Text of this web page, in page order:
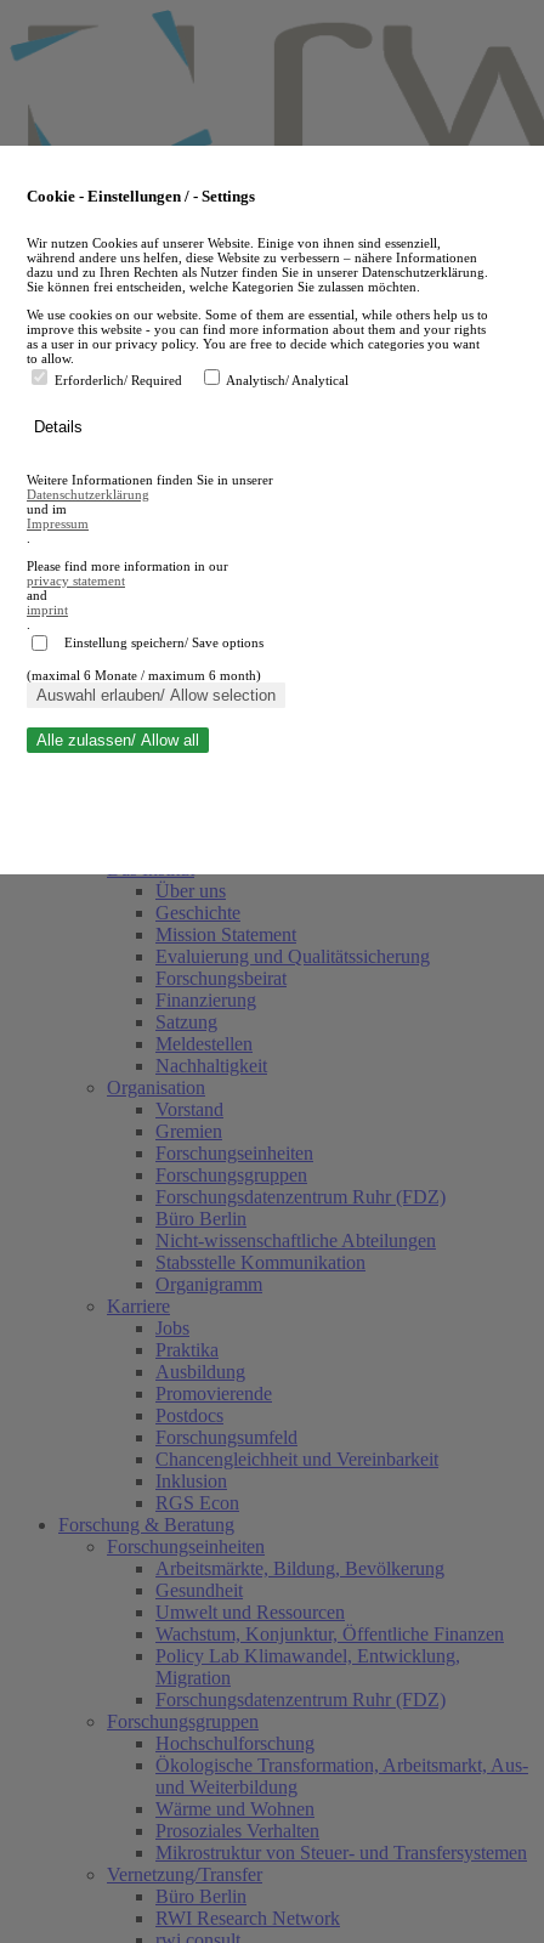
to
main
en
A
A
Suche schließen
Über uns
Geschichte
Mission Statement
Evaluierung und Qualitätssicherung
Forschungsbeirat
Finanzierung
Satzung
Meldestellen
Nachhaltigkeit
Organisation
Vorstand
Gremien
Forschungseinheiten
Forschungsgruppen
Forschungsdatenzentrum Ruhr (FDZ)
Büro Berlin
Nicht-wissenschaftliche Abteilungen
Stabsstelle Kommunikation
Organigramm
Karriere
Jobs
Praktika
Ausbildung
Promovierende
Postdocs
Forschungsumfeld
Chancengleichheit und Vereinbarkeit
Inklusion
RGS Econ
Forschung & Beratung
Forschungseinheiten
Arbeitsmärkte, Bildung, Bevölkerung
Gesundheit
Umwelt und Ressourcen
Wachstum, Konjunktur, Öffentliche Finanzen
Policy Lab Klimawandel, Entwicklung,
Migration
Forschungsdatenzentrum Ruhr (FDZ)
Forschungsgruppen
Hochschulforschung
Ökologische Transformation, Arbeitsmarkt, Aus-
und Weiterbildung
Wärme und Wohnen
Prosoziales Verhalten
Mikrostruktur von Steuer- und Transfersystemen
Vernetzung/Transfer
Büro Berlin
RWI Research Network
Cookie - Einstellungen / - Settings
Wir nutzen Cookies auf unserer Website. Einige von ihnen sind essenziell,
während andere uns helfen, diese Website zu verbessern – nähere Informationen
dazu und zu Ihren Rechten als Nutzer finden Sie in unserer Datenschutzerklärung.
Sie können frei entscheiden, welche Kategorien Sie zulassen möchten.
We use cookies on our website. Some of them are essential, while others help us to
improve this website - you can find more information about them and your rights
as a user in our privacy policy. You are free to decide which categories you want
to allow.
Erforderlich/ Required
Analytisch/ Analytical
Details
Weitere Informationen finden Sie in unserer
Datenschutzerklärung
und im
Impressum
Please find more information in our
privacy statement
and
imprint
Einstellung speichern/ Save options
(maximal 6 Monate / maximum 6 month)
Auswahl erlauben/ Allow selection
Alle zulassen/ Allow all